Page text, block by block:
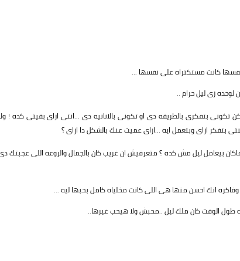
كانت مستكتراه على نفسها ...
لوحده زى ليل حرام ..
بتفكرى بالطريقه دى او تكونى بالانانيه دى ...انتى ازاى بقيتى كده !
بتفكر ازاى وبتعمل ايه ...ازاى عميت عنك بالشكل دا ازاى ؟
بيعامل ليل مش كده ؟ متعرفيش ان غريب كان بالجمال والروعه اللى عجبتك
انك احسن منها هى اللى كانت مخلياه كامل بحبها ليه ...
طول الوقت كان ملك ليل ..محبش ولا هيحب غيرها..